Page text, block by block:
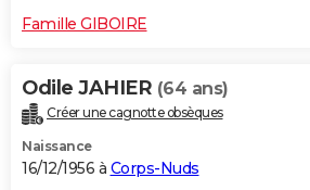
Famille GIBOIRE
Odile JAHIER (64 ans)
Créer une cagnotte obsèques
Naissance
16/12/1956 à Corps-Nuds